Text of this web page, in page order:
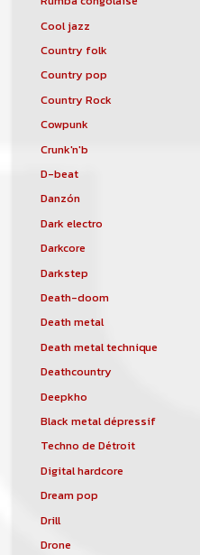
Cool jazz
Country folk
Country pop
Country Rock
Cowpunk
Crunk'n'b
D-beat
Danzón
Dark electro
Darkcore
Darkstep
Death-doom
Death metal
Death metal technique
Deathcountry
Deepkho
Black metal dépressif
Techno de Détroit
Digital hardcore
Dream pop
Drill
Drone